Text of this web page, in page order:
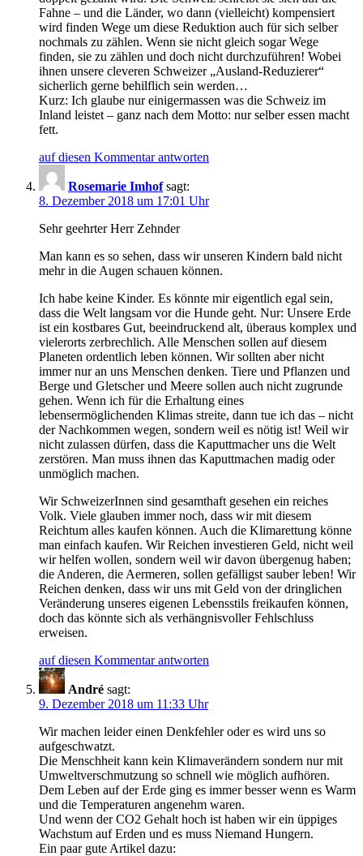
Fahne – und die Länder, wo dann (vielleicht) kompensiert
wird finden Wege um diese Reduktion auch für sich selber
nochmals zu zählen. Wenn sie nicht gleich sogar Wege
finden, sie zu zählen und doch nicht durchzuführen! Wobei
ihnen unsere cleveren Schweizer „Ausland-Reduzierer“
sicherlich gerne behilflich sein werden…
Kurz: Ich glaube nur einigermassen was die Schweiz im
Inland leistet – ganz nach dem Motto: nur selber essen macht
fett.
auf diesen Kommentar antworten
Rosemarie Imhof sagt:
8. Dezember 2018 um 17:01 Uhr
Sehr geehrter Herr Zehnder
Man kann es so sehen, dass wir unseren Kindern bald nicht
mehr in die Augen schauen können.
Ich habe keine Kinder. Es könnte mir eigentlich egal sein,
dass die Welt langsam vor die Hunde geht. Nur: Unsere Erde
ist ein kostbares Gut, beeindruckend alt, überaus komplex und
vielerorts zerbrechlich. Alle Menschen sollen auf diesem
Planeten ordentlich leben können. Wir sollten aber nicht
immer nur an uns Menschen denken. Tiere und Pflanzen und
Berge und Gletscher und Meere sollen auch nicht zugrunde
gehen. Wenn ich für die Erhaltung eines
lebensermöglichenden Klimas streite, dann tue ich das – nicht
der Nachkommen wegen, sondern weil es nötig ist! Weil wir
nicht zulassen dürfen, dass die Kaputtmacher uns die Welt
zerstören. Man muss ihnen das Kaputtmachen madig oder
unmöglich machen.
Wir SchweizerInnen sind gesamthaft gesehen ein reiches
Volk. Viele glauben immer noch, dass wir mit diesem
Reichtum alles kaufen können. Auch die Klimarettung könne
man einfach kaufen. Wir Reichen investieren Geld, nicht weil
wir helfen wollen, sondern weil wir davon übergenug haben;
die Anderen, die Aermeren, sollen gefälligst sauber leben! Wir
Reichen denken, dass wir uns mit Geld von der dringlichen
Veränderung unseres eigenen Lebensstils freikaufen können,
doch das könnte sich als verhängnisvoller Fehlschluss
erweisen.
auf diesen Kommentar antworten
André sagt:
9. Dezember 2018 um 11:33 Uhr
Wir machen leider einen Denkfehler oder es wird uns so
aufgeschwatzt.
Die Menschheit kann kein Klimaverändern sondern nur mit
Umweltverschmutzung so schnell wie möglich aufhören.
Dem Leben auf der Erde ging es immer besser wenn es Warm
und die Temperaturen angenehm waren.
Und wenn der CO2 Gehalt hoch ist haben wir ein üppiges
Wachstum auf Erden und es muss Niemand Hungern.
Ein paar gute Artikel dazu: